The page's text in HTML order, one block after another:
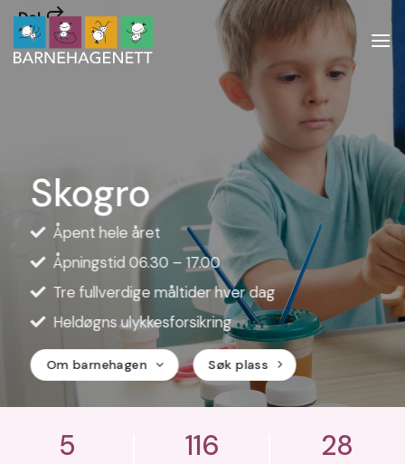
Skip
content
Del
Skogro
Åpent hele året
Åpningstid 06.30 – 17.00
Tre fullverdige måltider hver dag
Heldøgns ulykkesforsikring
Om barnehagen Søk plass
5 116 28